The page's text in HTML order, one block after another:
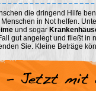
die dringend Hilfe
in Not helfen.
und sogar
gut angelegt und fließt in
Sie. Kleine Beträge